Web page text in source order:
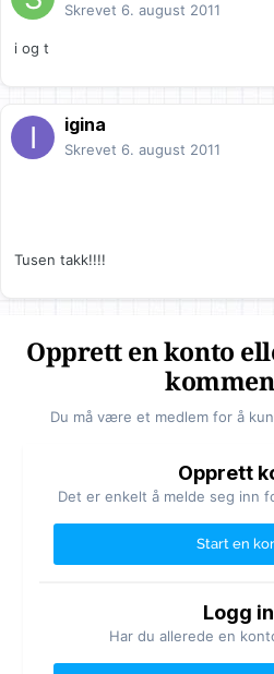
Skrevet 6. august 2011
i og t
igina
Skrevet 6. august 2011
Tusen takk!!!!
Opprett en konto
Du må være et medlem for å
Opprett
Det er enkelt å melde seg inn
Start en
Logg
Har du allerede en